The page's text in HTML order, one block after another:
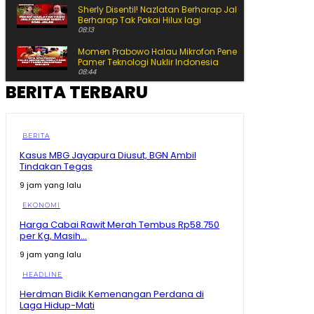
Sherly Disentil! Nazlatan Berharap Jalan Cepat Beres
Berharap Tak Pakai Hilux lagi
08:13
Momen Prabowo Halau Mikrofon Peneliti BRIN Saat
Pamer Teknologi Nuklir Indonesia
08:44
Pecah Rekor Lagi! Sherly Bawa Maluku Utara Tetap
09:05
hingga Diinjak
Kepala BRIN Beberkan Pengembangan Teknologi
Nuklir RI di Hadapan Prabowo
13:35
Prabowo Terkesan! BRIN Ubah Limbah Sawit Jadi
BERITA TERBARU
BERITA
Kasus MBG Jayapura Diusut, BGN Ambil
Tindakan Tegas
9 jam yang lalu
EKONOMI
Harga Cabai Rawit Merah Tembus Rp58.750
per Kg, Masih...
9 jam yang lalu
HEADLINE
Herdman Bidik Kemenangan Perdana di
Laga Hidup-Mati